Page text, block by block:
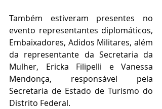
Também estiveram presentes no
evento representantes diplomáticos,
Embaixadores, Adidos Militares, além
da representante da Secretaria da
Mulher, Ericka Filipelli e Vanessa
Mendonça, responsável pela
Secretaria de Estado de Turismo do
Distrito Federal.